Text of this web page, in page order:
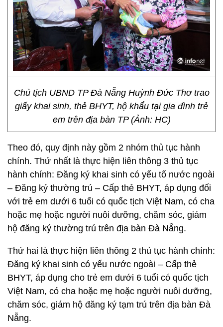
Chủ tịch UBND TP Đà Nẵng Huỳnh Đức Thơ trao
giấy khai sinh, thẻ BHYT, hộ khẩu tại gia đình trẻ
em trên địa bàn TP (Ảnh: HC)
Theo đó, quy định này gồm 2 nhóm thủ tục hành
chính. Thứ nhất là thực hiện liên thông 3 thủ tục
hành chính: Đăng ký khai sinh có yếu tố nước ngoài
– Đăng ký thường trú – Cấp thẻ BHYT, áp dụng đối
với trẻ em dưới 6 tuổi có quốc tịch Việt Nam, có cha
hoặc mẹ hoặc người nuôi dưỡng, chăm sóc, giám
hộ đăng ký thường trú trên địa bàn Đà Nẵng.
Thứ hai là thực hiện liên thông 2 thủ tục hành chính:
Đăng ký khai sinh có yếu nước ngoài – Cấp thẻ
BHYT, áp dụng cho trẻ em dưới 6 tuổi có quốc tịch
Việt Nam, có cha hoặc mẹ hoặc người nuôi dưỡng,
chăm sóc, giám hộ đăng ký tạm trú trên địa bàn Đà
Nẵng.